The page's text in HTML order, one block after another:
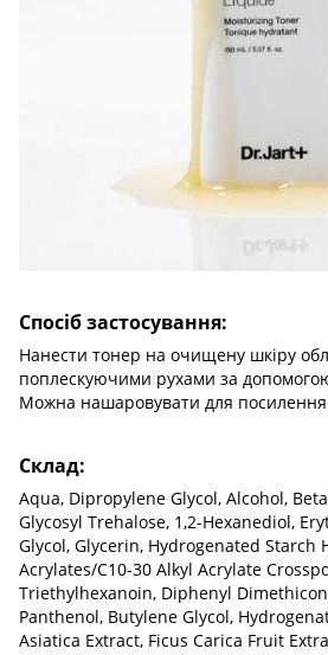
Спосіб застосування:
Нанести тонер на очищену шкіру
поплескуючими рухами за
Можна нашаровувати для посилення
Склад:
Aqua, Dipropylene Glycol, Alcohol,
Glycosyl Trehalose, 1,2-Hexanediol,
Glycol, Glycerin, Hydrogenated Starch
Acrylates/C10-30 Alkyl Acrylate
Triethylhexanoin, Diphenyl
Panthenol, Butylene Glycol,
Asiatica Extract, Ficus Carica Fruit